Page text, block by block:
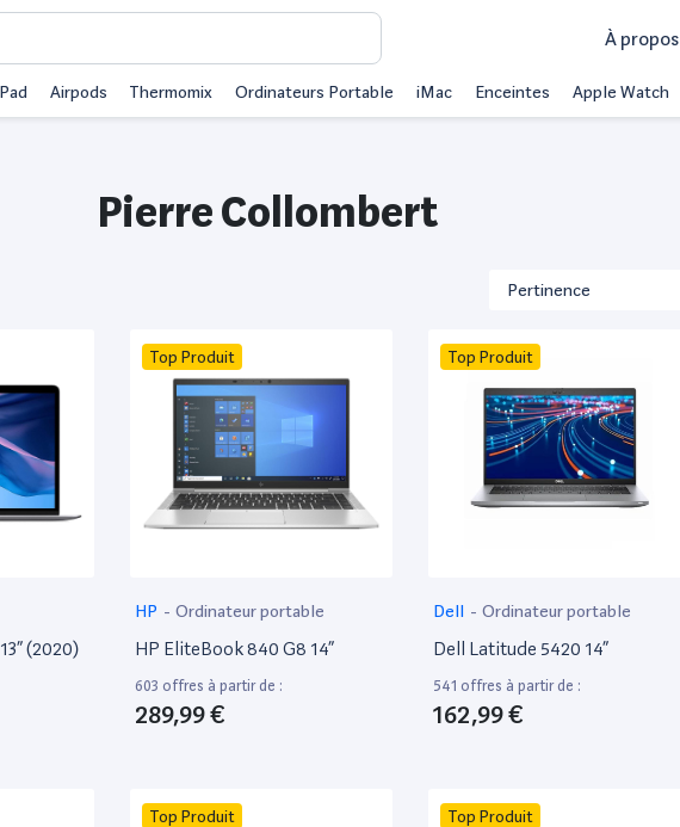
À propos
Airpods Thermomix Ordinateurs Portable iMac Enceintes Apple Watch
Pierre Collombert
(2020)
Top Produit
HP - Ordinateur portable
HP EliteBook 840 G8 14”
603 offres à partir de :
289,99 €
Top Produit
Dell - Ordinateur portable
Dell Latitude 5420 14”
541 offres à partir de :
162,99 €
Top Produit Top Produit